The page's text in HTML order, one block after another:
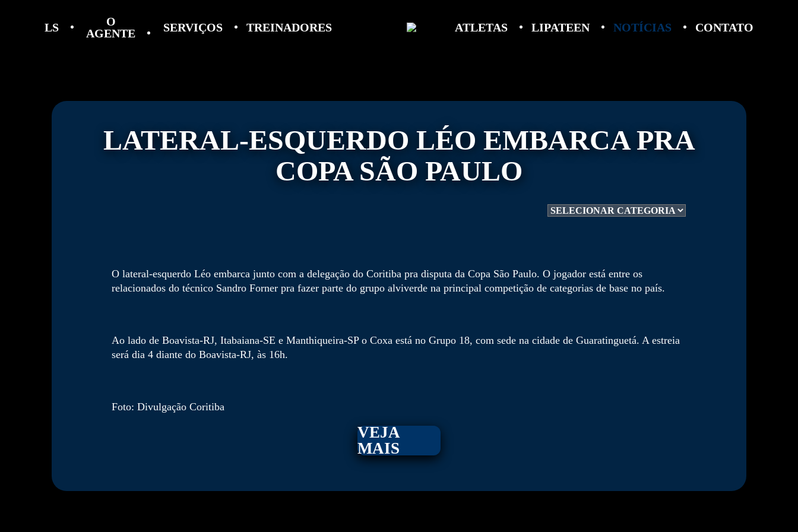
LS
O
AGENTE
SERVIÇOS TREINADORES ATLETAS LIPATEEN NOTÍCIAS CONTATO
LATERAL-ESQUERDO LÉO EMBARCA PRA
COPA SÃO PAULO
O lateral-esquerdo Léo embarca junto com a delegação do Coritiba pra disputa da Copa São Paulo. O jogador está entre os
relacionados do técnico Sandro Forner pra fazer parte do grupo alviverde na principal competição de categorias de base no país.
Ao lado de Boavista-RJ, Itabaiana-SE e Manthiqueira-SP o Coxa está no Grupo 18, com sede na cidade de Guaratinguetá. A estreia
será dia 4 diante do Boavista-RJ, às 16h.
Foto: Divulgação Coritiba
VEJA
MAIS